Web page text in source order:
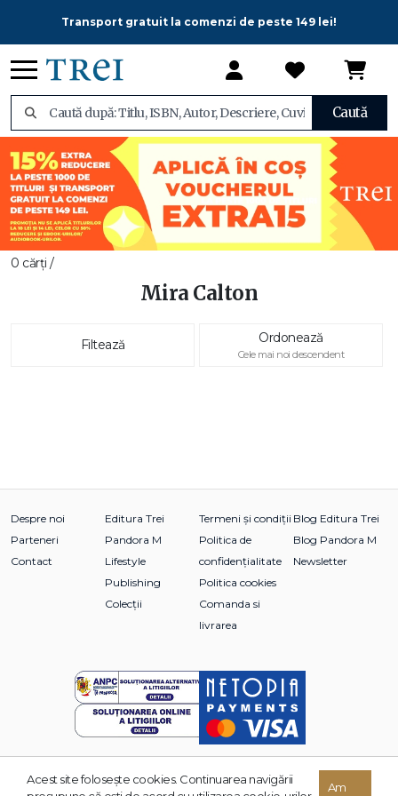
Transport gratuit la comenzi de peste 149 lei!
Caută
0 cărți /
Mira Calton
Filtează Ordonează
Cele mai noi descendent
Despre noi
Parteneri
Contact
Editura Trei
Pandora M
Lifestyle
Publishing
Colecții
Termeni și condiții
Politica de
confidențialitate
Politica cookies
Comanda si
livrarea
Blog Editura Trei
Blog Pandora M
Newsletter
© 2026 Grupul Editorial TREI. Toate drepturile rezervate.
Acest site foloseşte cookies. Continuarea navigării
Am